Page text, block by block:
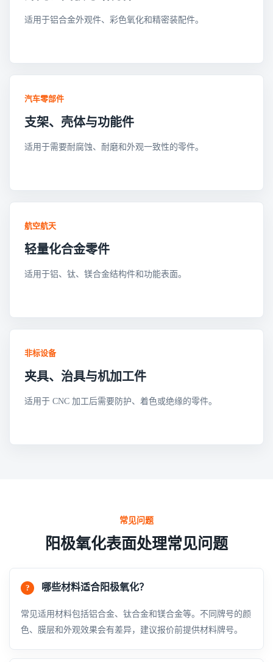
适用于铝合金外观件、彩色氧化和精密装配件。
汽车零部件
支架、壳体与功能件
适用于需要耐腐蚀、耐磨和外观一致性的零件。
航空航天
轻量化合金零件
适用于铝、钛、镁合金结构件和功能表面。
非标设备
夹具、治具与机加工件
适用于 CNC 加工后需要防护、着色或绝缘的零件。
常见问题
阳极氧化表面处理常见问题
哪些材料适合阳极氧化？
常见适用材料包括铝合金、钛合金和镁合金等。不同牌号的颜
色、膜层和外观效果会有差异，建议报价前提供材料牌号。